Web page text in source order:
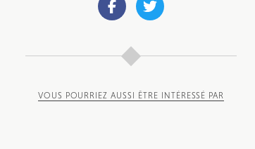
VOUS POURRIEZ AUSSI ÊTRE INTÉRESSÉ PAR